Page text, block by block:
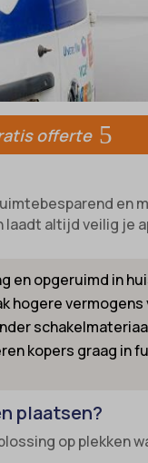
offerte
en
altijd veilig je
en opgeruimd in
hogere vermogens
kopers graag in
plaatsen?
op plekken
en services die niet in
weergeven